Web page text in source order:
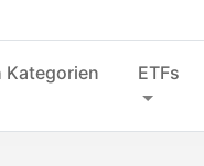
Kategorien ETFs